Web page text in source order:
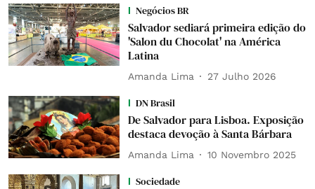
Negócios BR
Salvador sediará primeira edição do
'Salon du Chocolat' na América
Latina
Amanda Lima 27 Julho 2026
DN Brasil
De Salvador para Lisboa. Exposição
destaca devoção à Santa Bárbara
Amanda Lima 10 Novembro 2025
Sociedade